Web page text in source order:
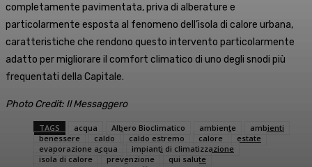
completamente pavimentata, priva di alberature e
particolarmente esposta al fenomeno dell’isola di calore urbana,
caratteristiche che rendono questo intervento particolarmente
adatto per migliorare il comfort climatico di uno degli snodi più
frequentati della Capitale.
Photo Credit: Il Messaggero
TAGS acqua Albero Bioclimatico ambiente
ambienti
benessere
caldo caldo estremo calore
estate
evaporazione acqua
impianti di climatizzazione
isola di calore
prevenzione
qui salute